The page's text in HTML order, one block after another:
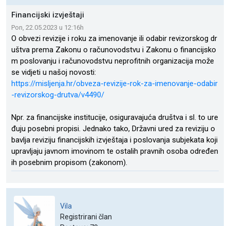
Financijski izvještaji
Pon, 22.05.2023 u 12:16h
O obvezi revizije i roku za imenovanje ili odabir revizorskog dr
uštva prema Zakonu o računovodstvu i Zakonu o financijsko
m poslovanju i računovodstvu neprofitnih organizacija može
se vidjeti u našoj novosti:
https://misljenja.hr/obveza-revizije-rok-za-imenovanje-odabir
-revizorskog-drutva/v4490/
Npr. za financijske institucije, osiguravajuća društva i sl. to ure
đuju posebni propisi. Jednako tako, Državni ured za reviziju o
bavlja reviziju financijskih izvještaja i poslovanja subjekata koji
upravljaju javnom imovinom te ostalih pravnih osoba određen
ih posebnim propisom (zakonom).
Vila
Registrirani član